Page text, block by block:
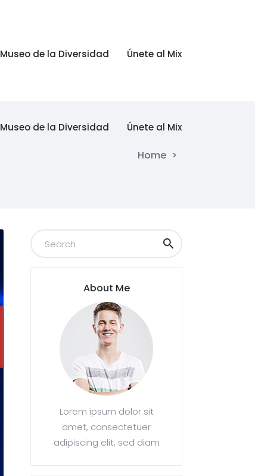
Museo de la Diversidad Únete al Mix
Museo de la Diversidad Únete al Mix
Home >
About Me
Lorem ipsum dolor sit
amet, consectetuer
adipiscing elit, sed diam